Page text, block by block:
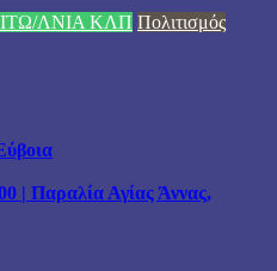
ΛΝΙΑ ΚΛΠ Πολιτισμός
| Παραλία Αγίας Άννας,